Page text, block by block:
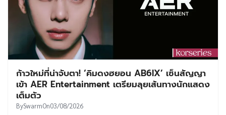
ก้าวใหม่ที่น่าจับตา! ‘คิมดงฮยอน AB6IX’ เซ็นสัญญา
เข้า AER Entertainment เตรียมลุยเส้นทางนักแสดง
เต็มตัว
BySwarmOn03/08/2026